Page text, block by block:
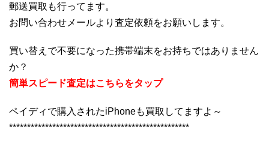
郵送買取も行ってます。
お問い合わせメールより査定依頼をお願いします。
買い替えで不要になった携帯端末をお持ちではありません
か？
簡単スピード査定はこちらをタップ
ペイディで購入されたiPhoneも買取してますよ～
**************************************************